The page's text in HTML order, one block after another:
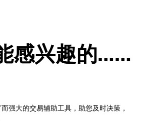
感兴趣的……
强大的交易辅助工具，助您及时决策，